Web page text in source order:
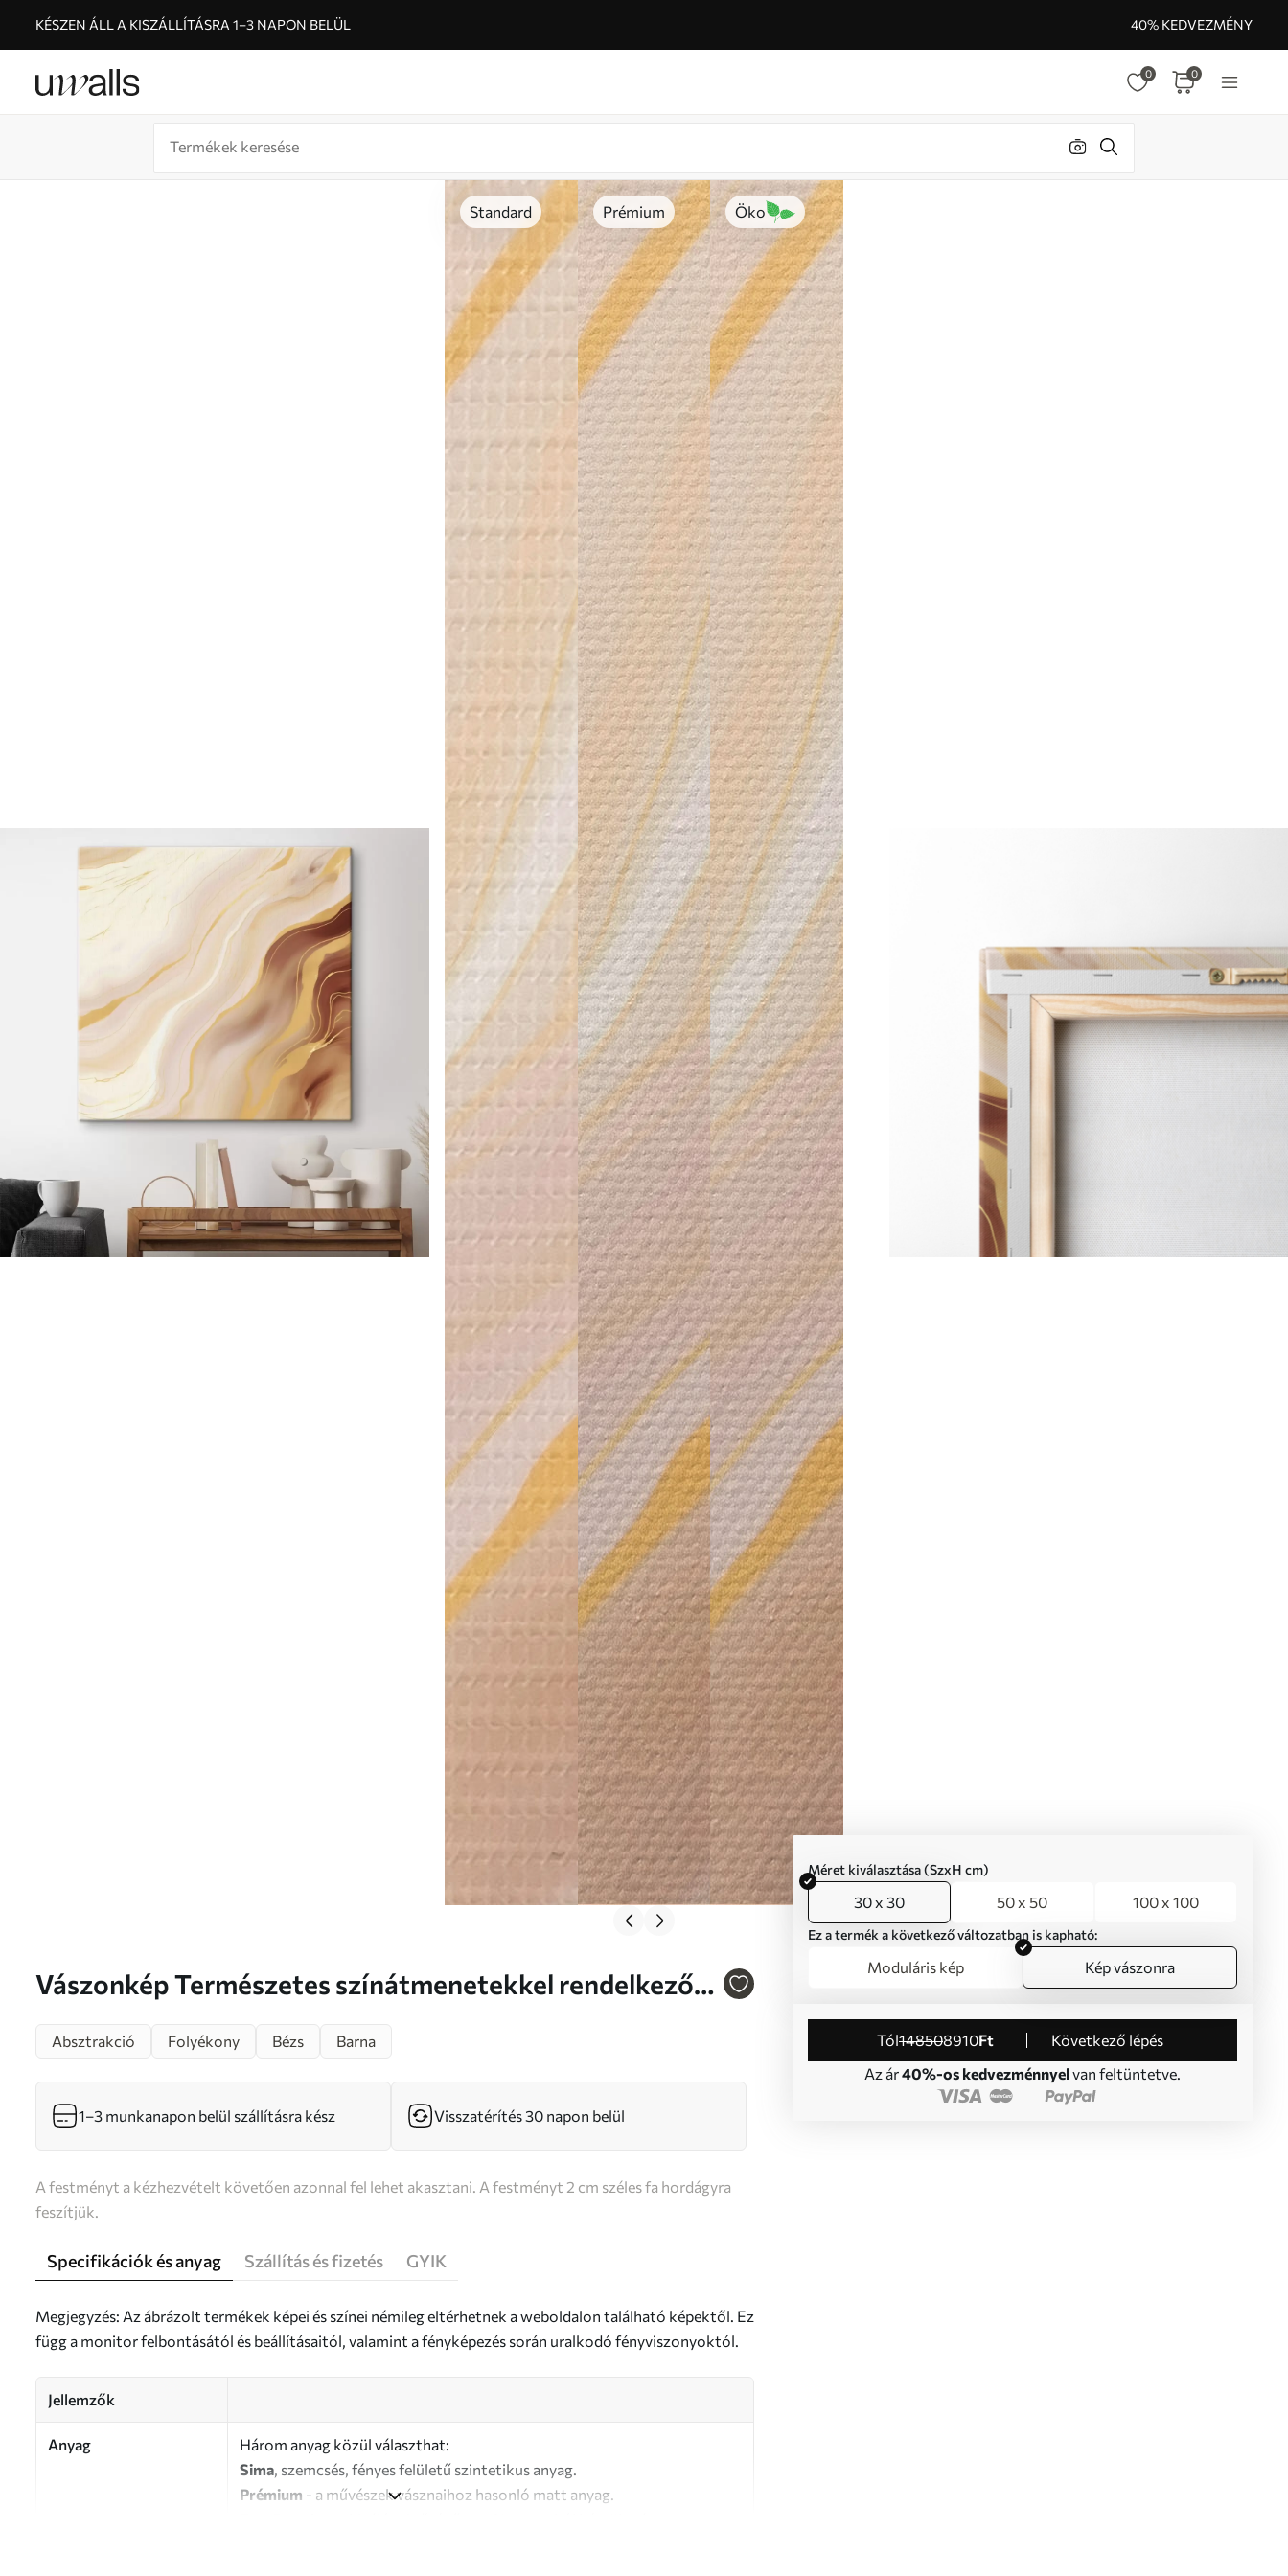
KÉSZEN ÁLL A KISZÁLLÍTÁSRA 1–3 NAPON BELÜL 40% KEDVEZMÉNY
0 0
Standard Prémium Öko
Vászonkép Természetes színátmenetekkel rendelkező
Méret kiválasztása (SzxH cm)
30 x 30 50 x 50 100 x 100
Ez a termék a következő változatban is kapható:
Moduláris kép Kép vászonra
Tól148508910Ft
Következő lépés
Az ár40%-os kedvezménnyelvan feltüntetve.
Absztrakció Folyékony Bézs Barna
1–3 munkanapon belül szállításra kész Visszatérítés 30 napon belül
A festményt a kézhezvételt követően azonnal fel lehet akasztani. A festményt 2 cm széles fa hordágyra
feszítjük.
Specifikációk és anyag Szállítás és fizetés GYIK
Megjegyzés: Az ábrázolt termékek képei és színei némileg eltérhetnek a weboldalon található képektől. Ez
függ a monitor felbontásától és beállításaitól, valamint a fényképezés során uralkodó fényviszonyoktól.
Jellemzők
Anyag
Három anyag közül választhat:
Sima, szemcsés, fényes felületű szintetikus anyag.
Prémium - a művészek vásznaihoz hasonló matt anyag.